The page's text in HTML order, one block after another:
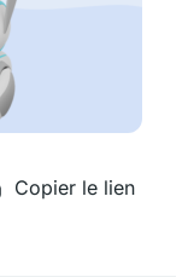
Copier le lien